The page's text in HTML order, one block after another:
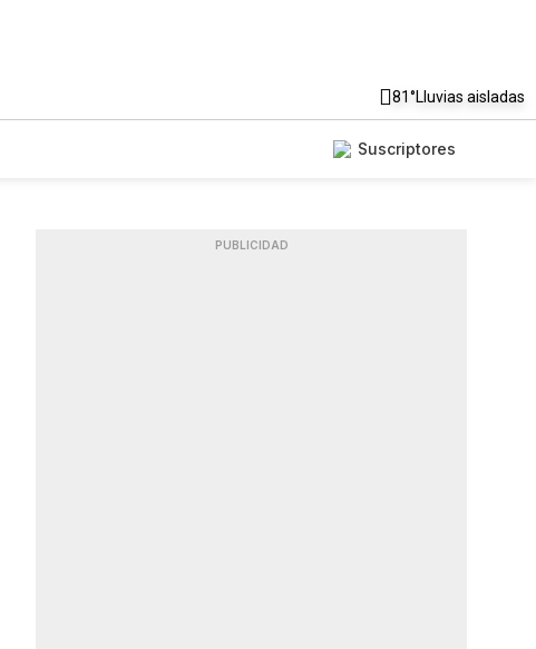
81°Lluvias aisladas
Suscriptores
PUBLICIDAD